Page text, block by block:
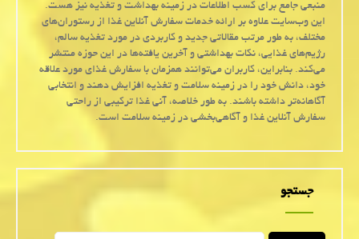
منبعی جامع برای کسب اطلاعات در زمینه بهداشت و تغذیه نیز هست.
این وب‌سایت علاوه بر ارائه خدمات سفارش آنلاین غذا از رستوران‌های
مختلف، به طور مرتب مقالاتی جدید و کاربردی در مورد تغذیه سالم،
رژیم‌های غذایی، نکات بهداشتی و آخرین یافته‌ها در این حوزه منتشر
می‌کند. بنابراین، کاربران می‌توانند همزمان با سفارش غذای مورد علاقه
خود، دانش خود را در زمینه سلامت و تغذیه افزایش دهند و انتخابی
آگاهانه‌تر داشته باشند. به طور خلاصه، آنی غذا ترکیبی از راحتی
سفارش آنلاین غذا و آگاهی‌بخشی در زمینه سلامت است.
جستجو